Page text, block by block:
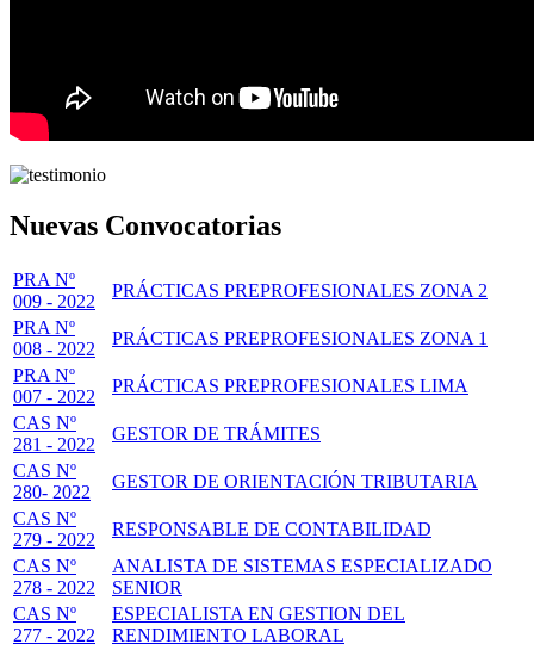
Nuevas Convocatorias
PRA Nº
009 - 2022
PRÁCTICAS PREPROFESIONALES ZONA 2
PRA Nº
008 - 2022
PRÁCTICAS PREPROFESIONALES ZONA 1
PRA Nº
007 - 2022
PRÁCTICAS PREPROFESIONALES LIMA
CAS Nº
281 - 2022
GESTOR DE TRÁMITES
CAS Nº
280- 2022
GESTOR DE ORIENTACIÓN TRIBUTARIA
CAS Nº
279 - 2022
RESPONSABLE DE CONTABILIDAD
CAS Nº
278 - 2022
ANALISTA DE SISTEMAS ESPECIALIZADO
SENIOR
CAS Nº
277 - 2022
ESPECIALISTA EN GESTION DEL
RENDIMIENTO LABORAL